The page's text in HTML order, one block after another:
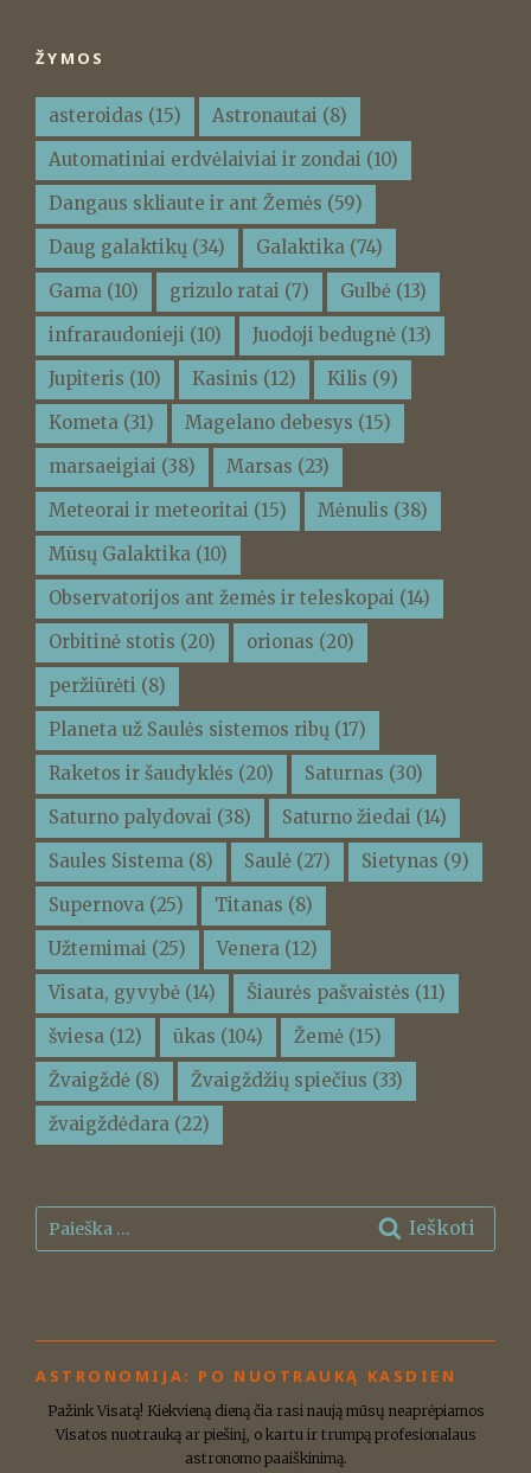
ŽYMOS
asteroidas (15) Astronautai (8)
Automatiniai erdvėlaiviai ir zondai (10)
Dangaus skliaute ir ant Žemės (59)
Daug galaktikų (34) Galaktika (74)
Gama (10) grizulo ratai (7) Gulbė (13)
infraraudonieji (10) Juodoji bedugnė (13)
Jupiteris (10) Kasinis (12) Kilis (9)
Kometa (31) Magelano debesys (15)
marsaeigiai (38) Marsas (23)
Meteorai ir meteoritai (15) Mėnulis (38)
Mūsų Galaktika (10)
Observatorijos ant žemės ir teleskopai (14)
Orbitinė stotis (20) orionas (20)
peržiūrėti (8)
Planeta už Saulės sistemos ribų (17)
Raketos ir šaudyklės (20) Saturnas (30)
Saturno palydovai (38) Saturno žiedai (14)
Saules Sistema (8) Saulė (27) Sietynas (9)
Supernova (25) Titanas (8)
Užtemimai (25) Venera (12)
Visata, gyvybė (14) Šiaurės pašvaistės (11)
šviesa (12) ūkas (104) Žemė (15)
Žvaigždė (8) Žvaigždžių spiečius (33)
žvaigždėdara (22)
Ieškoti: Ieškoti
ASTRONOMIJA: PO NUOTRAUKĄ KASDIEN
Pažink Visatą! Kiekvieną dieną čia rasi naują mūsų neaprėpiamos
Visatos nuotrauką ar piešinį, o kartu ir trumpą profesionalaus
astronomo paaiškinimą.